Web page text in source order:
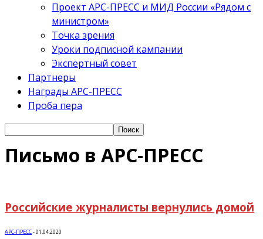
Проект АРС-ПРЕСС и МИД России «Рядом с
министром»
Точка зрения
Уроки подписной кампании
Экспертный совет
Партнеры
Награды АРС-ПРЕСС
Проба пера
Письмо в АРС-ПРЕСС
Российские журналисты вернулись домой
АРС-ПРЕСС-01.04.2020